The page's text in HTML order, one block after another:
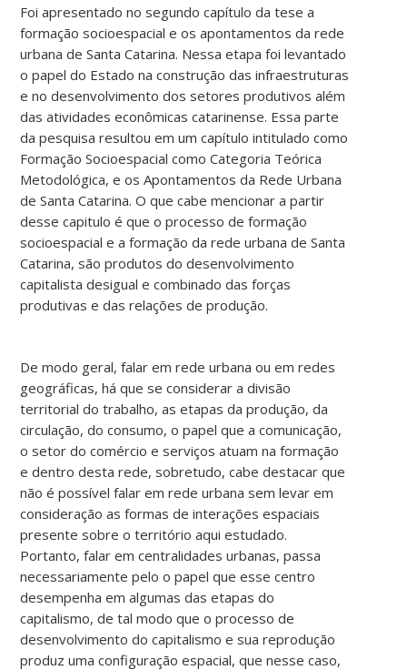
Foi apresentado no segundo capítulo da tese a
formação socioespacial e os apontamentos da rede
urbana de Santa Catarina. Nessa etapa foi levantado
o papel do Estado na construção das infraestruturas
e no desenvolvimento dos setores produtivos além
das atividades econômicas catarinense. Essa parte
da pesquisa resultou em um capítulo intitulado como
Formação Socioespacial como Categoria Teórica
Metodológica, e os Apontamentos da Rede Urbana
de Santa Catarina. O que cabe mencionar a partir
desse capitulo é que o processo de formação
socioespacial e a formação da rede urbana de Santa
Catarina, são produtos do desenvolvimento
capitalista desigual e combinado das forças
produtivas e das relações de produção.
De modo geral, falar em rede urbana ou em redes
geográficas, há que se considerar a divisão
territorial do trabalho, as etapas da produção, da
circulação, do consumo, o papel que a comunicação,
o setor do comércio e serviços atuam na formação
e dentro desta rede, sobretudo, cabe destacar que
não é possível falar em rede urbana sem levar em
consideração as formas de interações espaciais
presente sobre o território aqui estudado.
Portanto, falar em centralidades urbanas, passa
necessariamente pelo o papel que esse centro
desempenha em algumas das etapas do
capitalismo, de tal modo que o processo de
desenvolvimento do capitalismo e sua reprodução
produz uma configuração espacial, que nesse caso,